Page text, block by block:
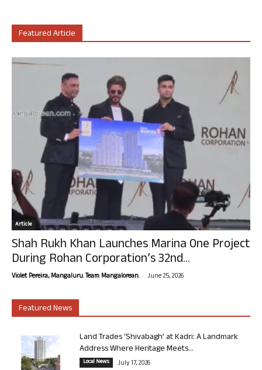
Featured Article
Article
Shah Rukh Khan Launches Marina One Project
During Rohan Corporation’s 32nd...
Violet Pereira, Mangaluru. Team Mangalorean. - June 25, 2026
Featured News
Land Trades ‘Shivabagh’ at Kadri: A Landmark
Address Where Heritage Meets...
Local News July 17, 2026